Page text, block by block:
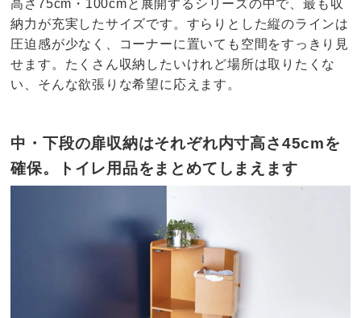
高さ75cm・100cmと展開するシリーズの中で、最も収
納力が充実したサイズです。すらりとした縦のラインは
圧迫感が少なく、コーナーに置いても空間をすっきり見
せます。たくさん収納したいけれど場所は取りたくな
い、そんな欲張りな希望に応えます。
中・下段の扉収納はそれぞれ内寸高さ45cmを
確保。トイレ用品をまとめてしまえます